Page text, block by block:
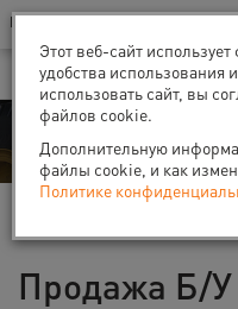
Ваш город:Санкт-Петербург
В Вашем регионе нет наших офисов
Продажа
Продажа Б/У
Этот веб-сайт
удобства использования
использовать сайт, вы
файлов cookie.
Дополнительную
файлы cookie, и как
Политике